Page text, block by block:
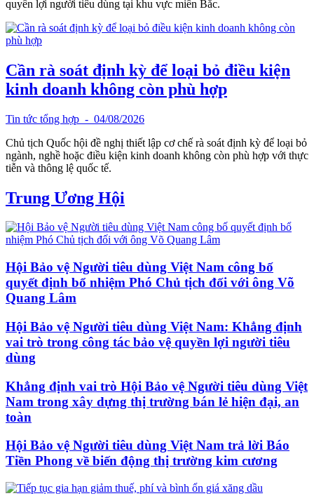
quyền lợi người tiêu dùng tại khu vực miền Bắc.
Cần rà soát định kỳ để loại bỏ điều kiện
kinh doanh không còn phù hợp
Tin tức tổng hợp - 04/08/2026
Chủ tịch Quốc hội đề nghị thiết lập cơ chế rà soát định kỳ để loại bỏ
ngành, nghề hoặc điều kiện kinh doanh không còn phù hợp với thực
tiễn và thông lệ quốc tế.
Trung Ương Hội
Hội Bảo vệ Người tiêu dùng Việt Nam công bố
quyết định bổ nhiệm Phó Chủ tịch đối với ông Võ
Quang Lâm
Hội Bảo vệ Người tiêu dùng Việt Nam: Khẳng định
vai trò trong công tác bảo vệ quyền lợi người tiêu
dùng
Khẳng định vai trò Hội Bảo vệ Người tiêu dùng Việt
Nam trong xây dựng thị trường bán lẻ hiện đại, an
toàn
Hội Bảo vệ Người tiêu dùng Việt Nam trả lời Báo
Tiền Phong về biến động thị trường kim cương